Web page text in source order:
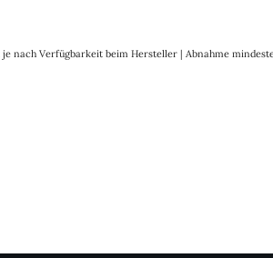
nach Verfügbarkeit beim Hersteller | Abnahme